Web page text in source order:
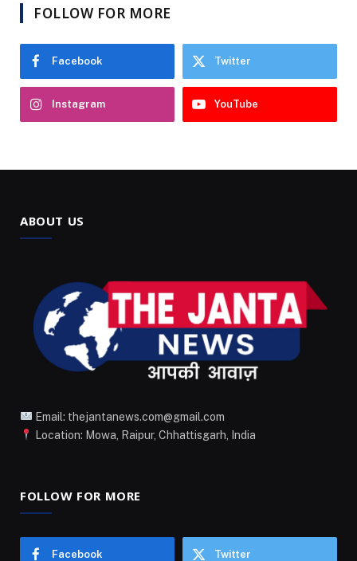
FOLLOW FOR MORE
Facebook Twitter
Instagram YouTube
ABOUT US
Email: thejantanews.com@gmail.com
Location: Mowa, Raipur, Chhattisgarh, India
FOLLOW FOR MORE
Facebook Twitter